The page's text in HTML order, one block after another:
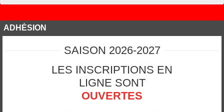
ADHÉSION
SAISON 2026-2027
LES INSCRIPTIONS EN
LIGNE SONT
OUVERTES